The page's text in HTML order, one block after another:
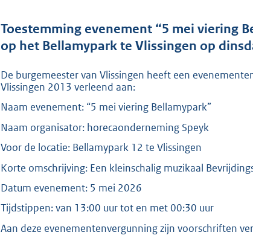
Toestemming evenement “5 mei viering
op het Bellamypark te Vlissingen op
De burgemeester van Vlissingen heeft een
Vlissingen 2013 verleend aan:
Naam evenement: “5 mei viering Bellamypark”
Naam organisator: horecaonderneming Speyk
Voor de locatie: Bellamypark 12 te Vlissingen
Korte omschrijving: Een kleinschalig muzikaal
Datum evenement: 5 mei 2026
Tijdstippen: van 13:00 uur tot en met 00:30 uur
Aan deze evenementenvergunning zijn voorschriften